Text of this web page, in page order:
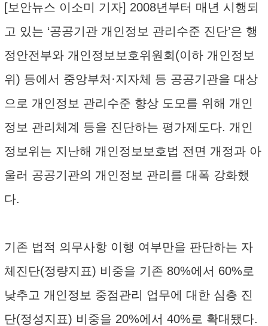
[보안뉴스 이소미 기자] 2008년부터 매년 시행되
고 있는 ‘공공기관 개인정보 관리수준 진단’은 행
정안전부와 개인정보보호위원회(이하 개인정보
위) 등에서 중앙부처·지자체 등 공공기관을 대상
으로 개인정보 관리수준 향상 도모를 위해 개인
정보 관리체계 등을 진단하는 평가제도다. 개인
정보위는 지난해 개인정보보호법 전면 개정과 아
울러 공공기관의 개인정보 관리를 대폭 강화했
다.
기존 법적 의무사항 이행 여부만을 판단하는 자
체진단(정량지표) 비중을 기존 80%에서 60%로
낮추고 개인정보 중점관리 업무에 대한 심층 진
단(정성지표) 비중을 20%에서 40%로 확대됐다.